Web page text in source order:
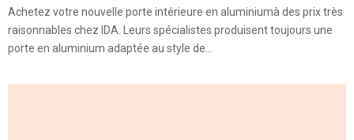
Achetez votre nouvelle porte intérieure en aluminiumà des prix très
raisonnables chez IDA. Leurs spécialistes produisent toujours une
porte en aluminium adaptée au style de...